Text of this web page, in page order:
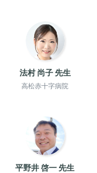
法村 尚子 先生
高松赤十字病院
平野井 啓一 先生